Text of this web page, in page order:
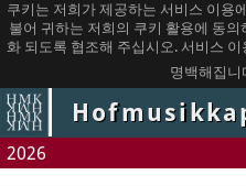
쿠키는 저희가 제공하는 서비스 이용
불어 귀하는 저희의 쿠키 활용에 동의
화 되도록 협조해 주십시오. 서비스
명백해집니
2026